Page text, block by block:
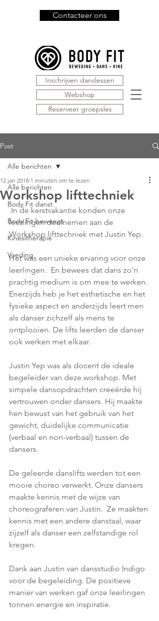
Inschrijven danslessen
Webshop
Reserveer groepsles
Contacteer ons
Post
Alle berichten
Body Fit danst
Body Fit beweegt
Kinesitherapie
Voeding
Alle berichten
Workshop lifttechniek
12 jan 2018 1 minuten om te lezen
leerlingen deelnemen aan de
Workshop lifttechniek met Justin Yep.
Het was een unieke ervaring voor onze
leerlingen.  En bewees dat dans zo'n
prachtig medium is om mee te werken.
Enerzijds heb je het esthetische en het
fysieke aspect en anderzijds leert men
als danser zichzelf als mens te
ontplooien. De lifts leerden de danser
ook werken met elkaar.
Justin Yep was als docent de ideale
begeleider van deze workshop. Met
simpele dansopdrachten creeërde hij
vertrouwen onder dansers. Hij maakte
hen bewust van het gebruik van het
gewicht, duidelijke communicatie
(verbaal en non-verbaal) tussen de
dansers.
De geleerde danslifts werden tot een
mooie choreo verwerkt. Onze dansers
maakte kennis met de wijze van
choreograferen van Justin.  Ze maakten
kennis met een andere danstaal, waar
zijzelf als danser een zelfstandige rol
kregen.
Dank aan Justin van dansstudio Indigo
voor de begeleiding. De positieve
manier van werken gaf onze leerlingen
tonnen energie en inspiratie.